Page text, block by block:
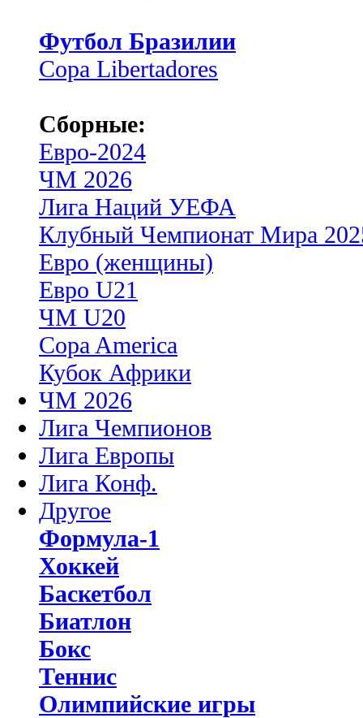
Футбол Бразилии
Copa Libertadores
Сборные:
Евро-2024
ЧМ 2026
Лига Наций УЕФА
Клубный Чемпионат Мира
Евро (женщины)
Евро U21
ЧМ U20
Copa America
Кубок Африки
ЧМ 2026
Лига Чемпионов
Лига Европы
Лига Конф.
Другое
Формула-1
Хоккей
Баскетбол
Биатлон
Бокс
Теннис
Олимпийские игры